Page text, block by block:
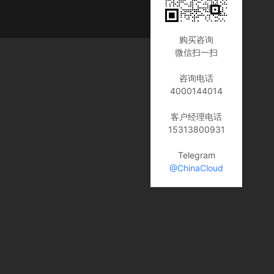
购买咨询
微信扫一扫
咨询电话
4000144014
客户经理电话
15313800931
Telegram
@ChinaCloud